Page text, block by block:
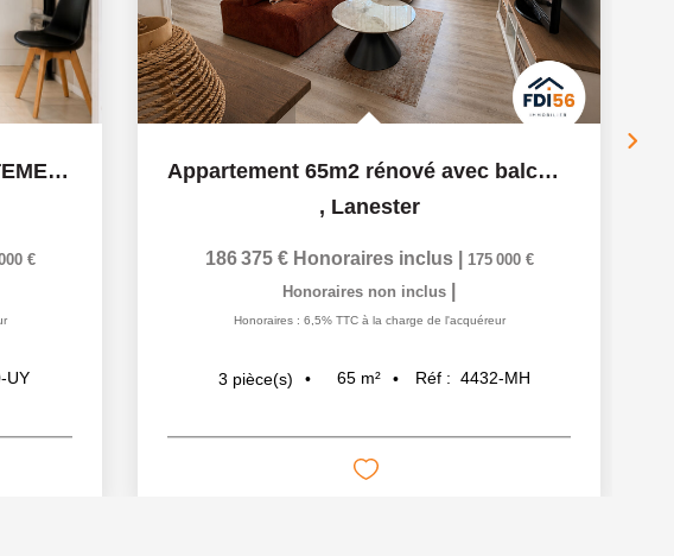
A VENDRE A LORIENT - APPARTEMENT 2 PIECES - 42 m²
€
UY
Appartement 65m2 rénové avec balcon et garage - Lanester
, Lanester
186 375 € Honoraires inclus
175 000 €
Honoraires non inclus
Honoraires : 6,5% TTC à la charge de l'acquéreur
3 pièce(s) 65 m² Réf : 4432-MH